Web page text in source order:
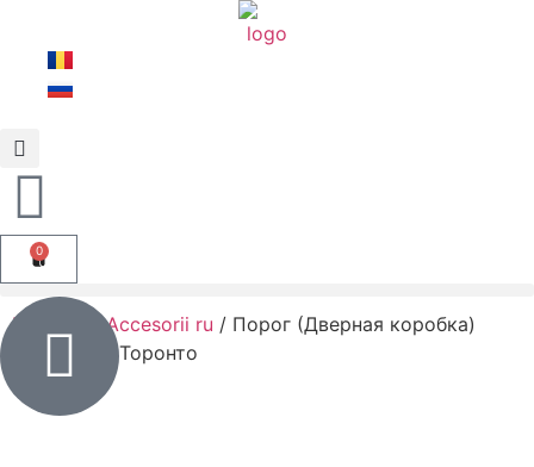
0
Главная /Accesorii ru / Порог (Дверная коробка)
ESTET Дуб Торонто